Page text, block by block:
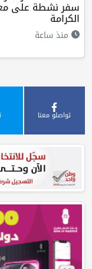
سفر نشطة على
الكرامة
منذ ساعة
تواصلو معنا